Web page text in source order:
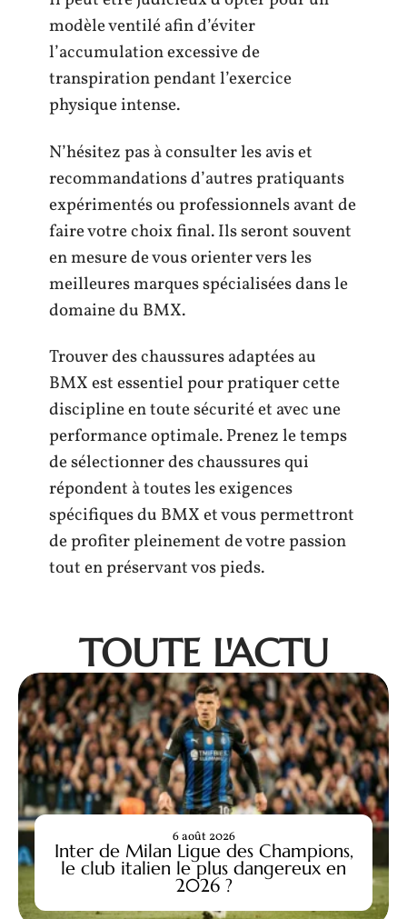
modèle ventilé afin d’éviter
l’accumulation excessive de
transpiration pendant l’exercice
physique intense.
N’hésitez pas à consulter les avis et
recommandations d’autres pratiquants
expérimentés ou professionnels avant de
faire votre choix final. Ils seront souvent
en mesure de vous orienter vers les
meilleures marques spécialisées dans le
domaine du BMX.
Trouver des chaussures adaptées au
BMX est essentiel pour pratiquer cette
discipline en toute sécurité et avec une
performance optimale. Prenez le temps
de sélectionner des chaussures qui
répondent à toutes les exigences
spécifiques du BMX et vous permettront
de profiter pleinement de votre passion
tout en préservant vos pieds.
TOUTE L'ACTU
Inter de Milan Ligue des Champions,
le club italien le plus dangereux en
2026 ?
6 août 2026